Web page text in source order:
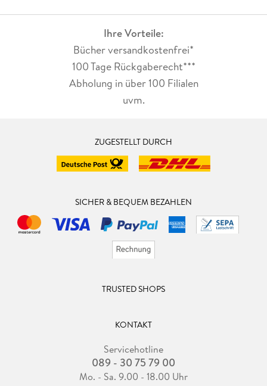
Ihre Vorteile:
Bücher versandkostenfrei*
100 Tage Rückgaberecht***
Abholung in über 100 Filialen
uvm.
ZUGESTELLT DURCH
SICHER & BEQUEM BEZAHLEN
TRUSTED SHOPS
KONTAKT
Servicehotline
089 - 30 75 79 00
Mo. - Sa. 9.00 - 18.00 Uhr